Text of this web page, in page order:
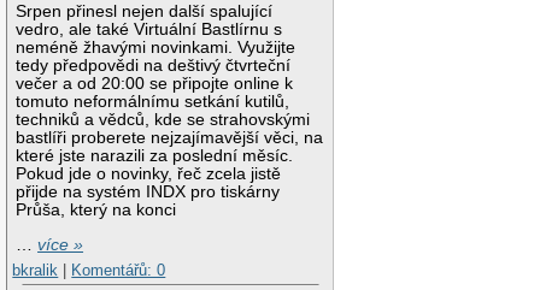
Srpen přinesl nejen další spalující
vedro, ale také Virtuální Bastlírnu s
neméně žhavými novinkami. Využijte
tedy předpovědi na deštivý čtvrteční
večer a od 20:00 se připojte online k
tomuto neformálnímu setkání kutilů,
techniků a vědců, kde se strahovskými
bastlíři proberete nejzajímavější věci, na
které jste narazili za poslední měsíc.
Pokud jde o novinky, řeč zcela jistě
přijde na systém INDX pro tiskárny
Průša, který na konci
…více »
bkralik
Komentářů: 0